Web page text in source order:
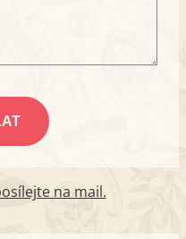
na mail.